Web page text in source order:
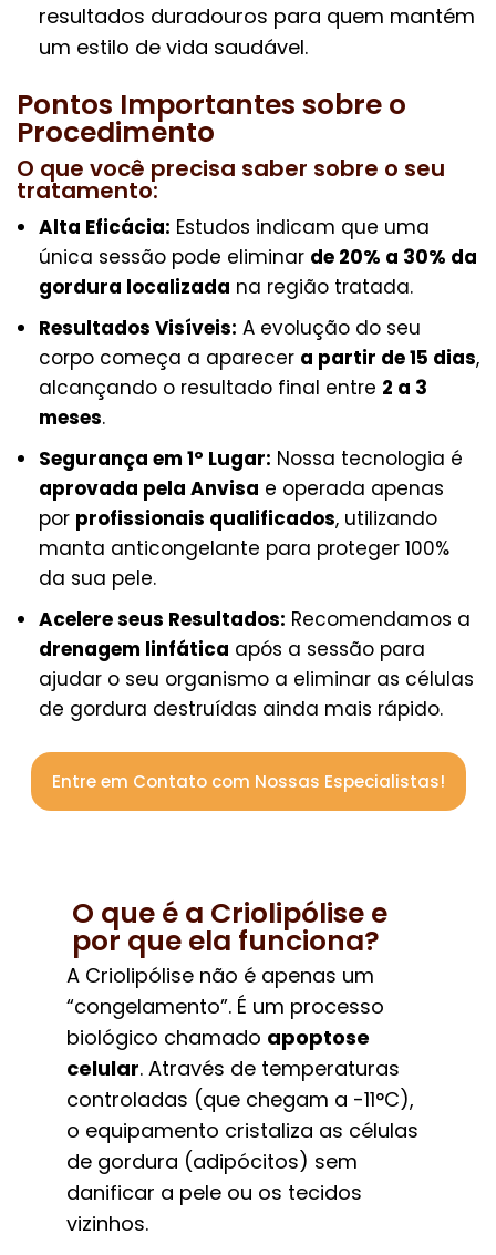
resultados duradouros para quem mantém
um estilo de vida saudável.
Pontos Importantes sobre o
Procedimento
O que você precisa saber sobre o seu
tratamento:
Alta Eficácia: Estudos indicam que uma
única sessão pode eliminar de 20% a 30% da
gordura localizada na região tratada.
Resultados Visíveis: A evolução do seu
corpo começa a aparecer a partir de 15 dias,
alcançando o resultado final entre 2 a 3
meses.
Segurança em 1º Lugar: Nossa tecnologia é
aprovada pela Anvisa e operada apenas
por profissionais qualificados, utilizando
manta anticongelante para proteger 100%
da sua pele.
Acelere seus Resultados: Recomendamos a
drenagem linfática após a sessão para
ajudar o seu organismo a eliminar as células
de gordura destruídas ainda mais rápido.
Entre em Contato com Nossas Especialistas!
O que é a Criolipólise e
por que ela funciona?
A Criolipólise não é apenas um
“congelamento”. É um processo
biológico chamado apoptose
celular. Através de temperaturas
controladas (que chegam a -11°C),
o equipamento cristaliza as células
de gordura (adipócitos) sem
danificar a pele ou os tecidos
vizinhos.